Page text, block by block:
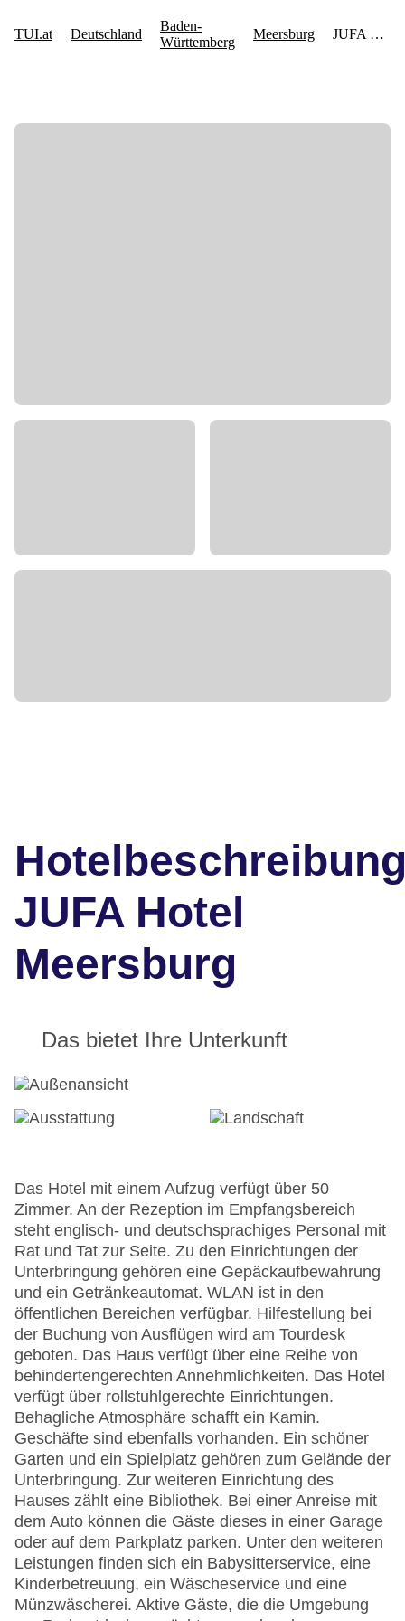
JUFA Hotel
Meersburg
Das bietet Ihre Unterkunft
Das Hotel mit einem Aufzug verfügt über 50
Zimmer. An der Rezeption im Empfangsbereich
steht englisch- und deutschsprachiges Personal mit
Rat und Tat zur Seite. Zu den Einrichtungen der
Unterbringung gehören eine Gepäckaufbewahrung
und ein Getränkeautomat. WLAN ist in den
öffentlichen Bereichen verfügbar. Hilfestellung bei
der Buchung von Ausflügen wird am Tourdesk
geboten. Das Haus verfügt über eine Reihe von
behindertengerechten Annehmlichkeiten. Das Hotel
verfügt über rollstuhlgerechte Einrichtungen.
Behagliche Atmosphäre schafft ein Kamin.
Geschäfte sind ebenfalls vorhanden. Ein schöner
Garten und ein Spielplatz gehören zum Gelände der
Unterbringung. Zur weiteren Einrichtung des
Hauses zählt eine Bibliothek. Bei einer Anreise mit
dem Auto können die Gäste dieses in einer Garage
oder auf dem Parkplatz parken. Unter den weiteren
Leistungen finden sich ein Babysitterservice, eine
Kinderbetreuung, ein Wäscheservice und eine
Münzwäscherei. Aktive Gäste, die die Umgebung